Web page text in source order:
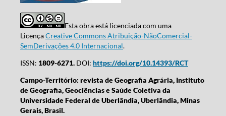
Esta obra está licenciada com uma
LicençaCreative Commons Atribuição-NãoComercial-
SemDerivações 4.0 Internacional.
ISSN: 1809-6271.DOI: https://doi.org/10.14393/RCT
Campo-Território: revista de Geografia Agrária, Instituto
de Geografia, Geociências e Saúde Coletiva da
Universidade Federal de Uberlândia, Uberlândia, Minas
Gerais, Brasil.